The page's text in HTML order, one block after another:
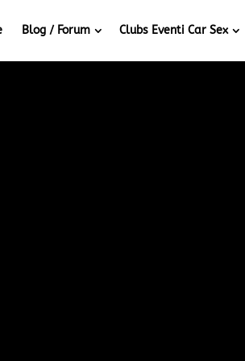
Blog / Forum Clubs Eventi Car Sex